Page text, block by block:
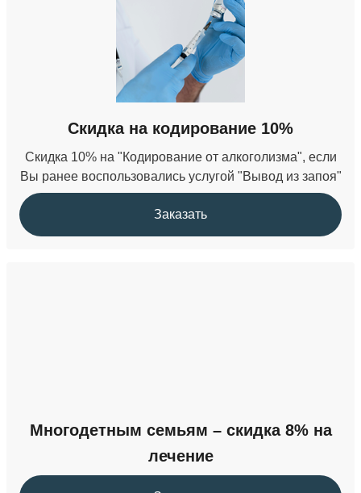
Скидка на кодирование 10%
Скидка 10% на "Кодирование от алкоголизма", если
Вы ранее воспользовались услугой "Вывод из запоя"
Заказать
Многодетным семьям – скидка 8% на
лечение